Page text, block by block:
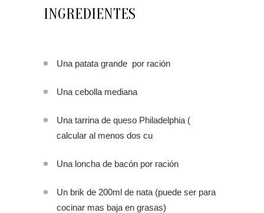
INGREDIENTES
Una patata grande por ración
Una cebolla mediana
Una tarrina de queso Philadelphia (
calcular al menos dos cu
Una loncha de bacón por ración
Un brik de 200ml de nata (puede ser para
cocinar mas baja en grasas)